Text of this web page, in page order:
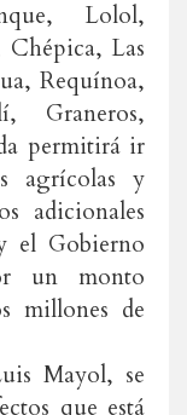
Lolol,
Las
Requínoa,
Graneros,
permitirá ir
agrícolas y
adicionales
el Gobierno
un monto
millones de
Mayol, se
que está